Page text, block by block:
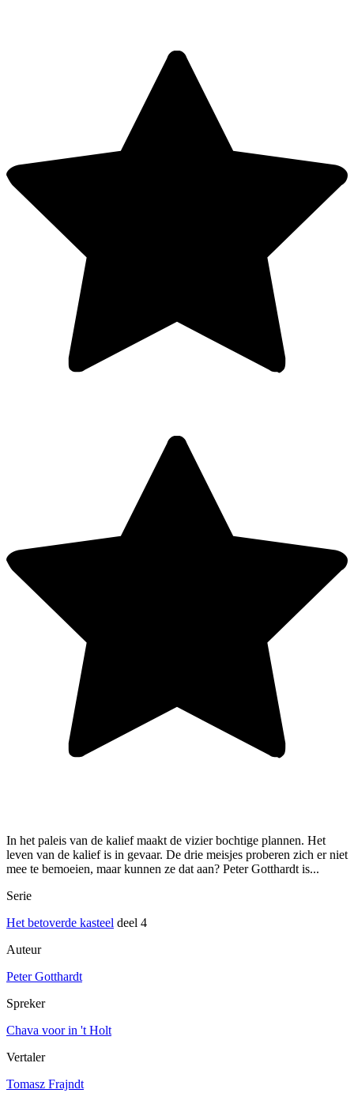
In het paleis van de kalief maakt de vizier bochtige plannen. Het
leven van de kalief is in gevaar. De drie meisjes proberen zich er niet
mee te bemoeien, maar kunnen ze dat aan? Peter Gotthardt is...
Serie
Het betoverde kasteel deel 4
Auteur
Peter Gotthardt
Spreker
Chava voor in 't Holt
Vertaler
Tomasz Frajndt